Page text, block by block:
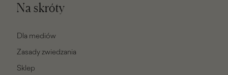
Na skróty
Dla mediów
Zasady zwiedzania
Sklep